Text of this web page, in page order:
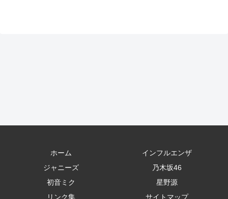
ホーム
インフルエンザ
ジャニーズ
乃木坂46
初音ミク
星野源
リンク集
サイトマップ